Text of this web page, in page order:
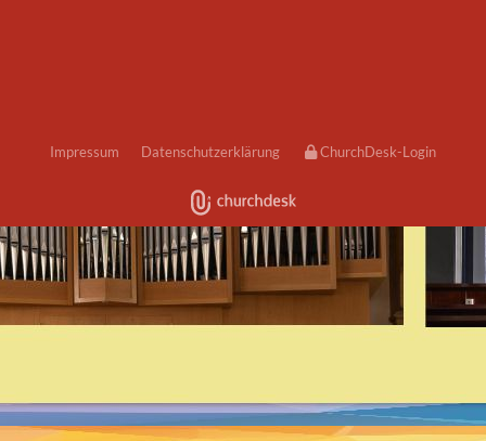
Impressum Datenschutzerklärung ChurchDesk-Login